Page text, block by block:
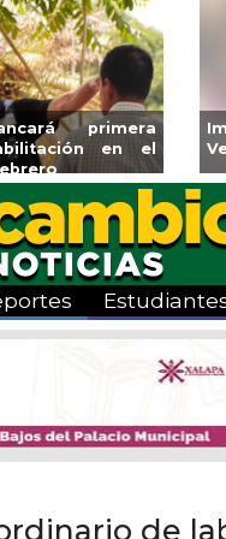
Aplicará
Tandeo
de